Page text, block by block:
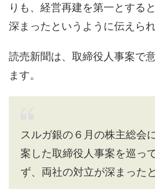
りも、経営再建を第一とする
深まったというように伝えられ
読売新聞は、取締役人事案で
ます。
スルガ銀の６月の株主総会
案した取締役人事案を巡っ
ず、両社の対立が深まった